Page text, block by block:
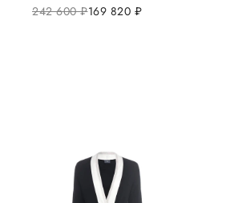
242 600руб.169 820 руб.